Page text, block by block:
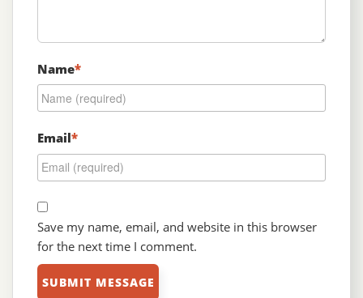
Name*
Email*
Save my name, email, and website in this browser
for the next time I comment.